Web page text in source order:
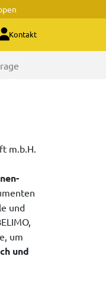
Kontakt
m.b.H.
und
um
und